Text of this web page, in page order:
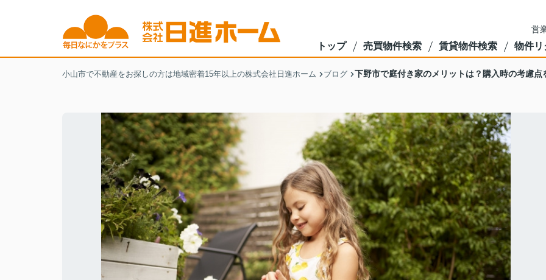
営
トップ 売買物件検索 賃貸物件検索 物件リ
小山市で不動産をお探しの方は地域密着15年以上の株式会社日進ホーム ブログ 下野市で庭付き家のメリットは？購入時の考慮点